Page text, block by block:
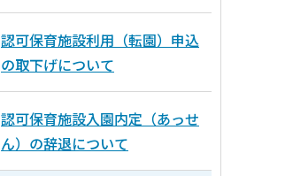
認可保育施設利用（転園）申込
の取下げについて
認可保育施設入園内定（あっせ
ん）の辞退について